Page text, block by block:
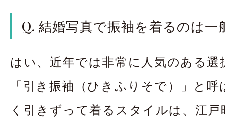
Q. 結婚写真で振袖を着るのは一
はい、近年では非常に人気のある選
「引き振袖（ひきふりそで）」と
く引きずって着るスタイルは、江